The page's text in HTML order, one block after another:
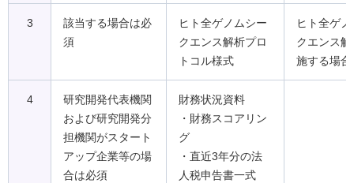
3
該当する場合は必
須
ヒト全ゲノムシー
クエンス解析プロ
トコル様式
ヒト全ゲ
クエンス
施する場合
4
研究開発代表機関
および研究開発分
担機関がスタート
アップ企業等の場
合は必須
財務状況資料
・財務スコアリン
グ
・直近3年分の法
人税申告書一式